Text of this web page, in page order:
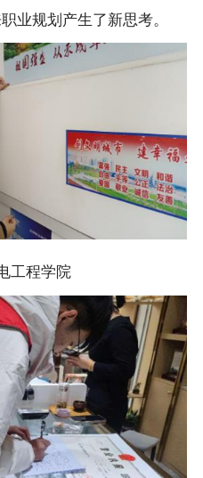
业规划产生了新思考。
工程学院